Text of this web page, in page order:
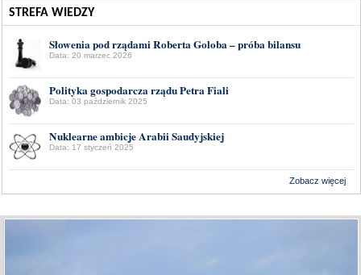
STREFA WIEDZY
Słowenia pod rządami Roberta Goloba – próba bilansu
Data: 20 marzec 2026
Polityka gospodarcza rządu Petra Fiali
Data: 03 październik 2025
Nuklearne ambicje Arabii Saudyjskiej
Data: 17 styczeń 2025
Zobacz więcej